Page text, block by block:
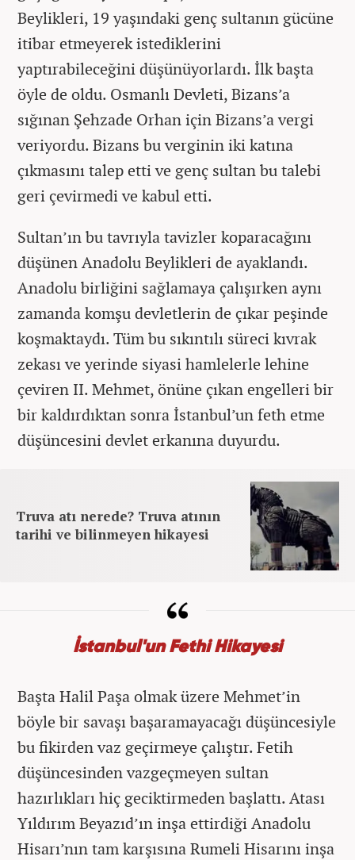
Beylikleri, 19 yaşındaki genç sultanın gücüne
itibar etmeyerek istediklerini
yaptırabileceğini düşünüyorlardı. İlk başta
öyle de oldu. Osmanlı Devleti, Bizans’a
sığınan Şehzade Orhan için Bizans’a vergi
veriyordu. Bizans bu verginin iki katına
çıkmasını talep etti ve genç sultan bu talebi
geri çevirmedi ve kabul etti.
Sultan’ın bu tavrıyla tavizler koparacağını
düşünen Anadolu Beylikleri de ayaklandı.
Anadolu birliğini sağlamaya çalışırken aynı
zamanda komşu devletlerin de çıkar peşinde
koşmaktaydı. Tüm bu sıkıntılı süreci kıvrak
zekası ve yerinde siyasi hamlelerle lehine
çeviren II. Mehmet, önüne çıkan engelleri bir
bir kaldırdıktan sonra İstanbul’un feth etme
düşüncesini devlet erkanına duyurdu.
Truva atı nerede? Truva atının
tarihi ve bilinmeyen hikayesi
İstanbul'un Fethi Hikayesi
Başta Halil Paşa olmak üzere Mehmet’in
böyle bir savaşı başaramayacağı düşüncesiyle
bu fikirden vaz geçirmeye çalıştır. Fetih
düşüncesinden vazgeçmeyen sultan
hazırlıkları hiç geciktirmeden başlattı. Atası
Yıldırım Beyazıd’ın inşa ettirdiği Anadolu
Hisarı’nın tam karşısına Rumeli Hisarını inşa